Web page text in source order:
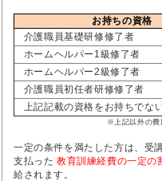
お持ちの資格
介護職員基礎研修修了者
ホームヘルパー1級修了者
ホームヘルパー2級修了者
介護職員初任者研修修了者
上記記載の資格をお持ちでな
※上記以外の費
一定の条件を満たした方は、受
支払った 教育訓練経費の一定の
給されます。